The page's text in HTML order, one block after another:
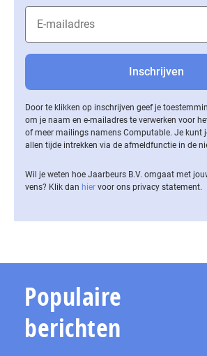
Door te klikken op inschrijven geef je
om je naam en e-mailadres te verwerken voor
of meer mailings namens Computable. Je kunt
allen tijde intrekken via de af­meld­func­tie in de
Wil je weten hoe Jaarbeurs B.V. omgaat met
vens? Klik dan hier voor ons privacy statement.
Populaire
berichten